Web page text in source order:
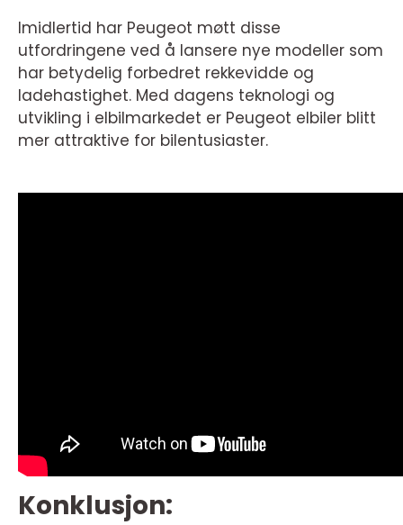
Imidlertid har Peugeot møtt disse
utfordringene ved å lansere nye modeller som
har betydelig forbedret rekkevidde og
ladehastighet. Med dagens teknologi og
utvikling i elbilmarkedet er Peugeot elbiler blitt
mer attraktive for bilentusiaster.
Konklusjon: